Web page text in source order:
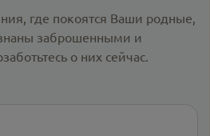
где покоятся Ваши родные,
заброшенными и
о них сейчас.